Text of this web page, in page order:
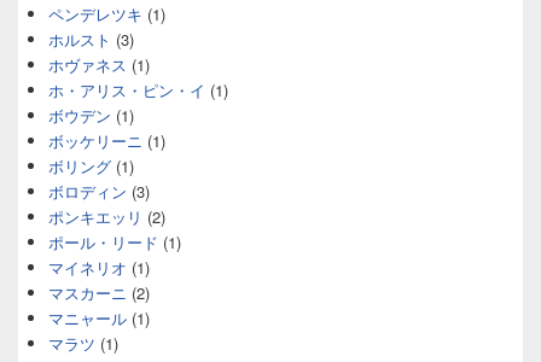
ペンデレツキ (1)
ホルスト (3)
ホヴァネス (1)
ホ・アリス・ピン・イ (1)
ボウデン (1)
ボッケリーニ (1)
ボリング (1)
ボロディン (3)
ポンキエッリ (2)
ポール・リード (1)
マイネリオ (1)
マスカーニ (2)
マニャール (1)
マラツ (1)